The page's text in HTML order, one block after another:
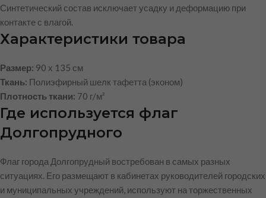
Синтетический состав исключает усадку и деформацию при
контакте с влагой.
Характеристики товара
Размер: 90 х 135 см
Ткань: Полиэфирный шелк тафетта (эконом)
Плотность ткани: 70 г/м²
Где используется флаг
Долгопрудного
Флаг города Долгопрудный востребован в самых разных
ситуациях. Его размещают в кабинетах руководителей городских
и муниципальных учреждений, используют на торжественных